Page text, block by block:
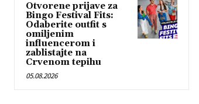
Otvorene prijave za
Bingo Festival Fits:
Odaberite outfit s
omiljenim
influencerom i
zablistajte na
Crvenom tepihu
05.08.2026